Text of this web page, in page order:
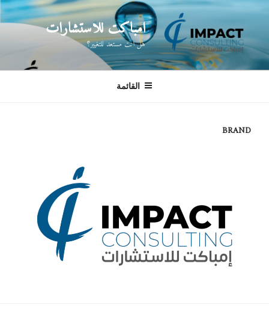
المحتوى
امباكت للاستشارات
هل انت مستعد للتغيير؟
القائمة
BRAND